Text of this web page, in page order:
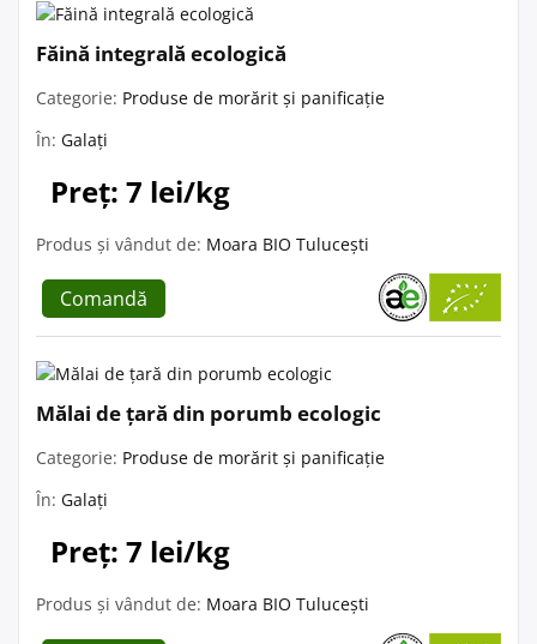
Făină integrală ecologică
Categorie: Produse de morărit și panificație
În: Galați
Preț: 7 lei/kg
Produs și vândut de: Moara BIO Tulucești
Comandă
Mălai de țară din porumb ecologic
Categorie: Produse de morărit și panificație
În: Galați
Preț: 7 lei/kg
Produs și vândut de: Moara BIO Tulucești